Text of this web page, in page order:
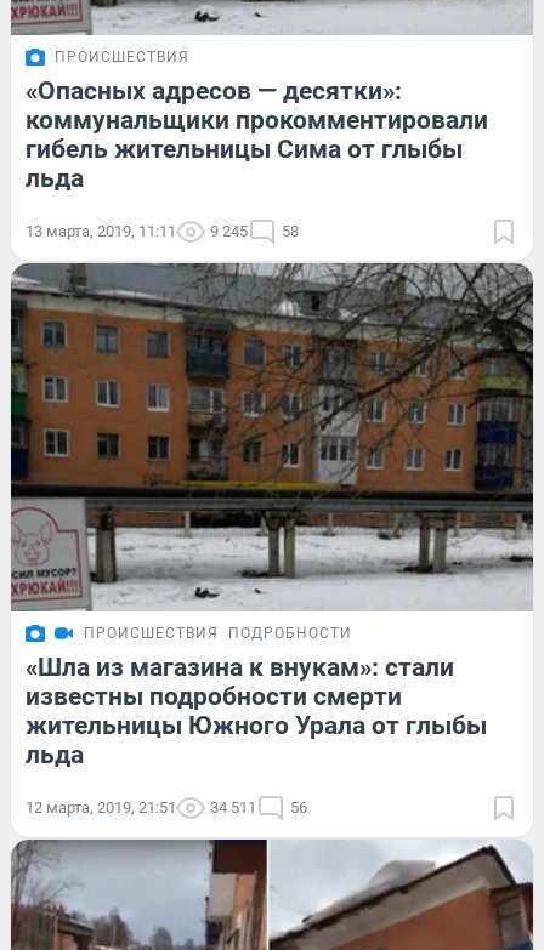
ПРОИСШЕСТВИЯ
«Опасных адресов — десятки»:
коммунальщики прокомментировали
гибель жительницы Сима от глыбы
льда
13 марта, 2019, 11:11 9 245 58
ПРОИСШЕСТВИЯ ПОДРОБНОСТИ
«Шла из магазина к внукам»: стали
известны подробности смерти
жительницы Южного Урала от глыбы
льда
12 марта, 2019, 21:51 34 511 56